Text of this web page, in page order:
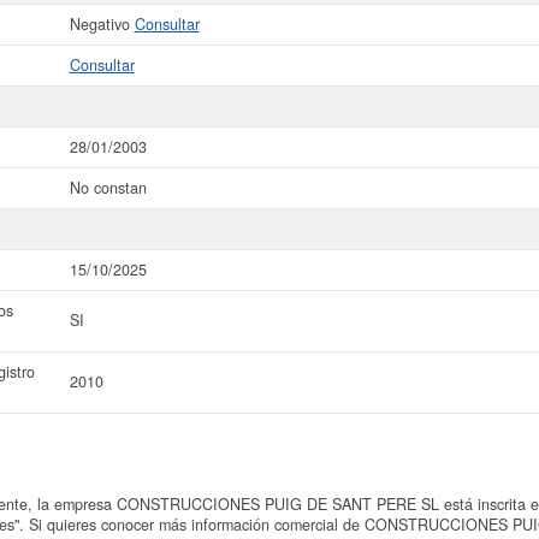
Negativo Consultar
Consultar
28/01/2003
No constan
15/10/2025
SI
2010
la empresa CONSTRUCCIONES PUIG DE SANT PERE SL está inscrita
Si quieres conocer más información comercial de CONSTRUCCIONES